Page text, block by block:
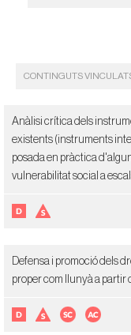
CONTINGUTS
Anàlisi crítica dels
existents (instruments
posada en pràctica
vulnerabilitat social a
Defensa i promoció dels
proper com llunyà a partir